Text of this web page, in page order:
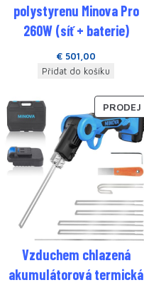
polystyrenu Minova Pro
260W (síť + baterie)
€ 501,00
Přidat do košíku
PRODEJ
Vzduchem chlazená
akumulátorová termická